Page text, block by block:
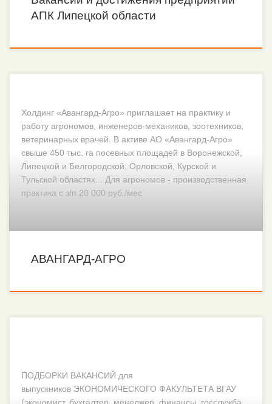
АПК Липецкой области
Холдинг «Авангард-Агро» приглашает на практику и
работу агрономов, инженеров-механиков, зоотехников,
ветеринарных врачей. В активе АО «Авангард-Агро»
свыше 450 тыс. га посевных площадей в Воронежской,
Липецкой и Белгородской, Орловской, Курской и
Тульской областях... Для агрономов - производственная
практика с з/п 20 000 руб./мес
АВАНГАРД-АГРО
ПОДБОРКИ ВАКАНСИЙ для
выпускников ЭКОНОМИЧЕСКОГО ФАКУЛЬТЕТА ВГАУ